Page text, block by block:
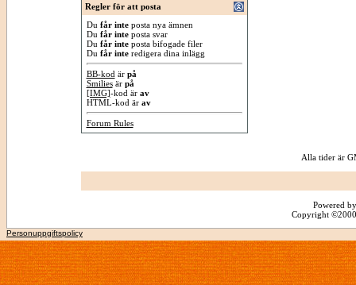
Regler för att posta
Du får inteposta nya ämnen
Du får inteposta svar
Du får inteposta bifogade filer
Du får interedigera dina inlägg
BB-kod är på
Smiliesär på
[IMG]-kod är av
HTML-kod är av
Forum Rules
Alla tider är
Powered
Copyright
Personuppgiftspolicy